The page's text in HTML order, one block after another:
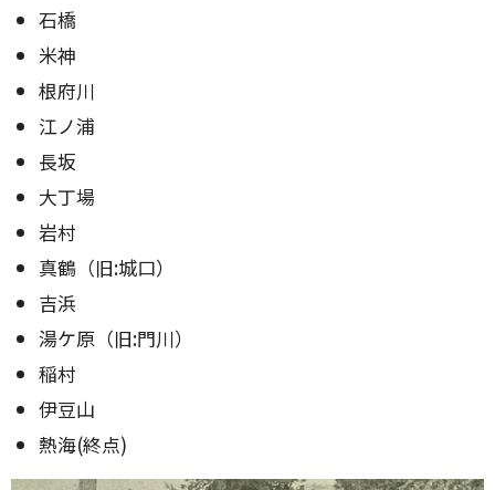
石橋
米神
根府川
江ノ浦
長坂
大丁場
岩村
真鶴（旧:城口）
吉浜
湯ケ原（旧:門川）
稲村
伊豆山
熱海(終点)